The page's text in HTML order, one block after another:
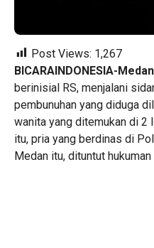
Post Views: 1,267
BICARAINDONESIA-
berinisial RS, menjalani
pembunuhan yang diduga
wanita yang ditemukan di 2
itu, pria yang berdinas di
Medan itu, dituntut hukuman